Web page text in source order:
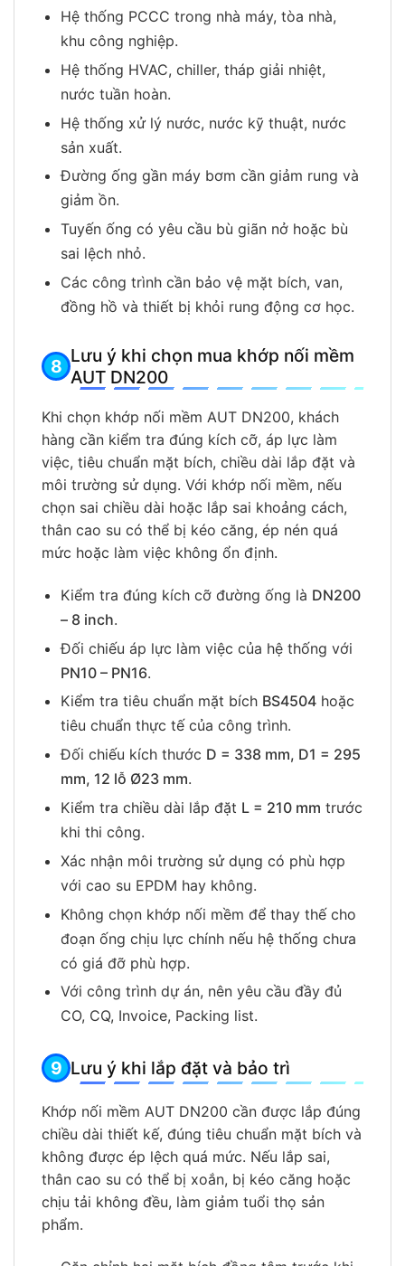
Hệ thống PCCC trong nhà máy, tòa nhà,
khu công nghiệp.
Hệ thống HVAC, chiller, tháp giải nhiệt,
nước tuần hoàn.
Hệ thống xử lý nước, nước kỹ thuật, nước
sản xuất.
Đường ống gần máy bơm cần giảm rung và
giảm ồn.
Tuyến ống có yêu cầu bù giãn nở hoặc bù
sai lệch nhỏ.
Các công trình cần bảo vệ mặt bích, van,
đồng hồ và thiết bị khỏi rung động cơ học.
Lưu ý khi chọn mua khớp nối mềm
AUT DN200
Khi chọn khớp nối mềm AUT DN200, khách
hàng cần kiểm tra đúng kích cỡ, áp lực làm
việc, tiêu chuẩn mặt bích, chiều dài lắp đặt và
môi trường sử dụng. Với khớp nối mềm, nếu
chọn sai chiều dài hoặc lắp sai khoảng cách,
thân cao su có thể bị kéo căng, ép nén quá
mức hoặc làm việc không ổn định.
Kiểm tra đúng kích cỡ đường ống là DN200
– 8 inch.
Đối chiếu áp lực làm việc của hệ thống với
PN10 – PN16.
Kiểm tra tiêu chuẩn mặt bích BS4504hoặc
tiêu chuẩn thực tế của công trình.
Đối chiếu kích thước D = 338 mm, D1 = 295
mm, 12 lỗ Ø23 mm.
Kiểm tra chiều dài lắp đặt L = 210 mm trước
khi thi công.
Xác nhận môi trường sử dụng có phù hợp
với cao su EPDM hay không.
Không chọn khớp nối mềm để thay thế cho
đoạn ống chịu lực chính nếu hệ thống chưa
có giá đỡ phù hợp.
Với công trình dự án, nên yêu cầu đầy đủ
CO, CQ, Invoice, Packing list.
Lưu ý khi lắp đặt và bảo trì
Khớp nối mềm AUT DN200 cần được lắp đúng
chiều dài thiết kế, đúng tiêu chuẩn mặt bích và
không được ép lệch quá mức. Nếu lắp sai,
thân cao su có thể bị xoắn, bị kéo căng hoặc
chịu tải không đều, làm giảm tuổi thọ sản
phẩm.